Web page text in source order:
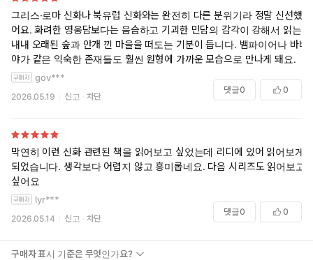
그리스·로마 신화나 북유럽 신화와는 완전히 다른 분위기라 정말 신선했
어요. 화려한 영웅담보다는 음습하고 기괴한 민담의 감각이 강해서 읽는
내내 오래된 숲과 안개 낀 마을을 떠도는 기분이 듭니다. 뱀파이어나 바바
야가 같은 익숙한 존재들도 훨씬 원형에 가까운 모습으로 만나게 돼요.
gov***
2026.05.19 신고 차단
댓글0 0
막연히 이런 신화 관련된 책을 읽어보고 싶었는데 리디에 있어 읽어보게
되었습니다. 생각보다 어렵지 않고 흥미롭네요. 다음 시리즈도 읽어보고
싶어요
lyr***
2026.05.14 신고 차단
댓글0 0
구매자 표시 기준은 무엇인가요?